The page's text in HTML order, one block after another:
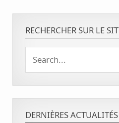
RECHERCHER SUR LE
DERNIÈRES ACTUALITÉS